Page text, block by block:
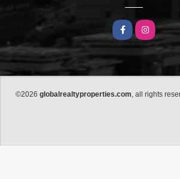
FacebookInstagram
©2026 globalrealtyproperties.com, all rights